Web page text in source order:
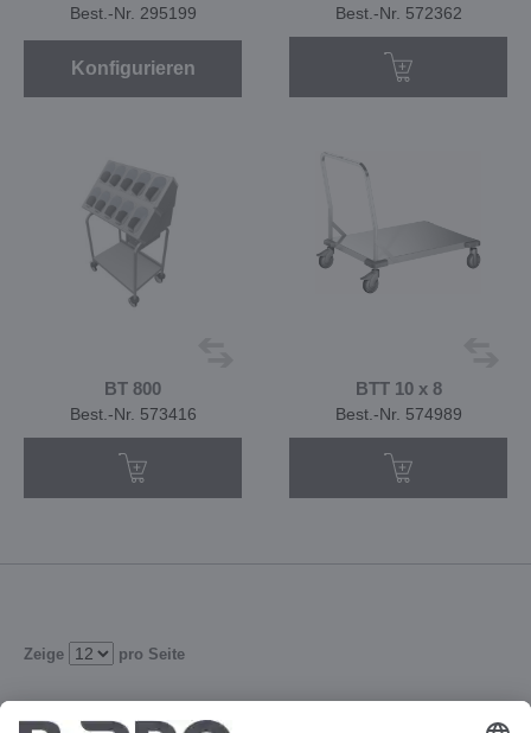
Best.-Nr. 295199
Konfigurieren
Best.-Nr. 572362
BT 800
Best.-Nr. 573416
BTT 10 x 8
Best.-Nr. 574989
Zeige pro Seite